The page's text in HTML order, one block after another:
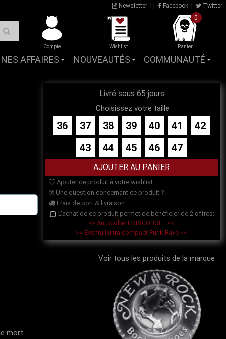
Newsletter Facebook Twitter
Compte Wishlist
0
Panier
AFFAIRES NOUVEAUTÉS COMMUNAUTÉ
Livré sous 65 jours
Choisissez votre taille
36 37 38 39 40 41
42
43
44 45 46 47
Ajouter ce produit à votre wishlist.
Une question concernant ce produit ?
Frais de port & livraison
L'achat de ce produit permet de bénéficier de 2 offres:
>> Autocollant DISCOBOLE <<
>> Éventail ultra compact Punk Rave <<
Voir tous les produits de la marque
mort